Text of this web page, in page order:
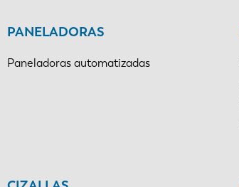
PANELADORAS
Paneladoras automatizadas